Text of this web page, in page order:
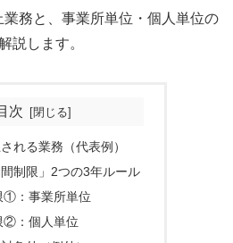
務と、事業所単位・個人単位の
説します。
次
れる業務（代表例）
制限」2つの3年ルール
①：事業所単位
②：個人単位